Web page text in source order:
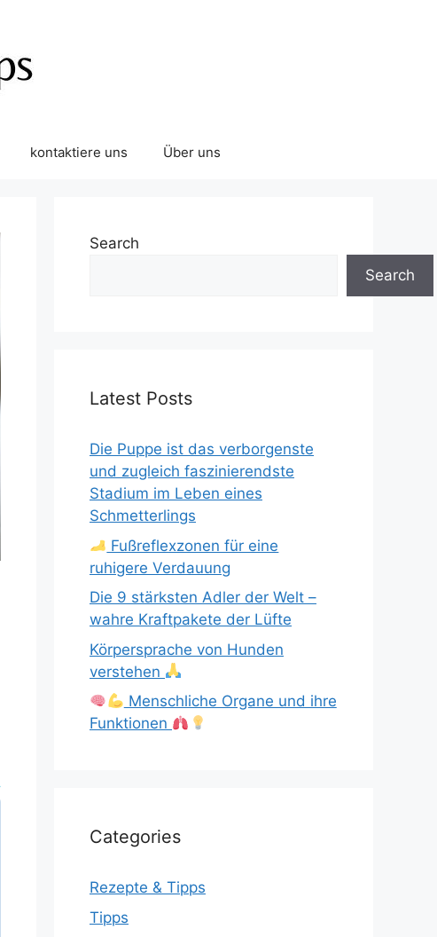
kontaktiere uns Über uns
Search
Search
Latest Posts
Die Puppe ist das verborgenste
und zugleich faszinierendste
Stadium im Leben eines
Schmetterlings
Fußreflexzonen für eine
ruhigere Verdauung
Die 9 stärksten Adler der Welt –
wahre Kraftpakete der Lüfte
Körpersprache von Hunden
verstehen
Menschliche Organe und ihre
Funktionen
Categories
Rezepte & Tipps
Tipps